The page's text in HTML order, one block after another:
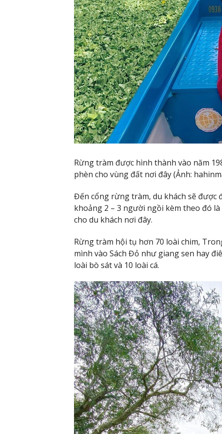
Rừng tràm được hình thành vào năm
phèn cho vùng đất nơi đây (Ảnh:
Đến cổng rừng tràm, du khách sẽ được
khoảng 2 – 3 người ngồi kèm theo đó
cho du khách nơi đây.
Rừng tràm hội tụ hơn 70 loài chim,
mình vào Sách Đỏ như giang sen hay
loài bò sát và 10 loài cá.